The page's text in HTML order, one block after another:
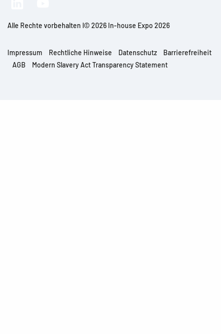
Alle Rechte vorbehalten l© 2026 In-house Expo 2026
Impressum Rechtliche Hinweise Datenschutz
Barrierefreiheit
AGB
Modern Slavery Act Transparency Statement